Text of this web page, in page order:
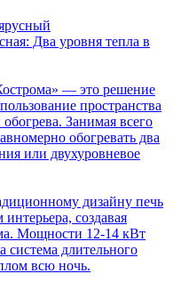
Два уровня тепла в
— это решение
пространства
Занимая всего
обогревать два
или двухуровневое
дизайну печь
создавая
Мощности 12-14 кВт
система длительного
всю ночь.